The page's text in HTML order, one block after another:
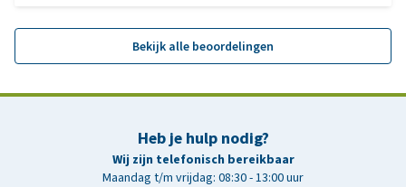
Bekijk alle beoordelingen
Heb je hulp nodig?
Wij zijn telefonisch bereikbaar
Maandag t/m vrijdag: 08:30 - 13:00 uur